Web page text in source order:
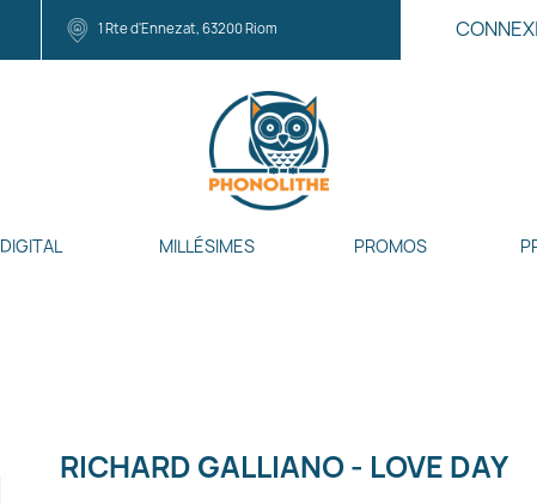
1 Rte d'Ennezat, 63200 Riom
DIGITAL MILLÉSIMES PROMOS
RICHARD GALLIANO - LOVE DAY